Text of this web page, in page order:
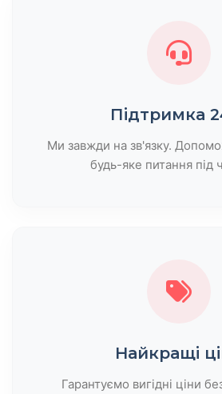
Підтримка
Ми завжди на зв'язку.
будь-яке питання під
Найкращі
Гарантуємо вигідні ціни